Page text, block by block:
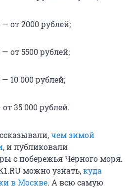
от 2000 рублей;
от 5500 рублей;
10 000 рублей;
35 000 рублей.
чем зимой
, и публиковали
с побережья Черного моря.
можно узнать,куда
в Москве. А всю самую